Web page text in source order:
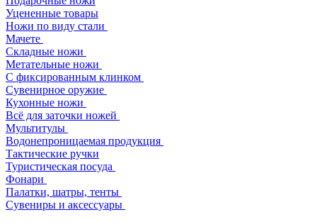
Уцененные товары
Ножи по виду стали
Мачете
Складные ножи
Метательные ножи
С фиксированным клинком
Сувенирное оружие
Кухонные ножи
Всё для заточки ножей
Мультитулы
Водонепроницаемая продукция
Тактические ручки
Туристическая посуда
Фонари
Палатки, шатры, тенты
Сувениры и аксессуары